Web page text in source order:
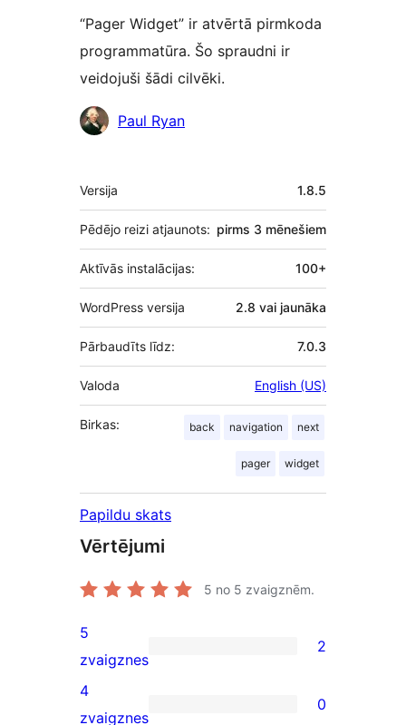
“Pager Widget” ir atvērtā pirmkoda
programmatūra. Šo spraudni ir
veidojuši šādi cilvēki.
Līdzdalībnieki
Paul Ryan
Meta
Versija 1.8.5
Pēdējo reizi atjaunots: pirms 3 mēnešiem
Aktīvās instalācijas: 100+
WordPress versija 2.8 vai jaunāka
Pārbaudīts līdz: 7.0.3
Valoda English (US)
Birkas: back navigation next
pager widget
Papildu skats
Vērtējumi
5 no 5 zvaigznēm.
2
5-
star
5
zvaigznes
2
0
4
zvaigznes
0